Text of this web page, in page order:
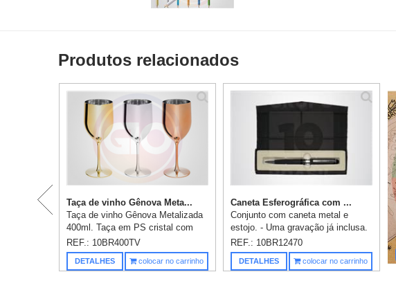
Produtos relacionados
Taça de vinho Gênova Meta...
Taça de vinho Gênova Metalizada
400ml. Taça em PS cristal com
metalização. Gravação em 1 cor já
incluso.
REF.: 10BR400TV
DETALHES colocar no carrinho
Caneta Esferográfica com ...
Conjunto com caneta metal e
estojo. - Uma gravação já inclusa.
REF.: 10BR12470
DETALHES colocar no carrinho